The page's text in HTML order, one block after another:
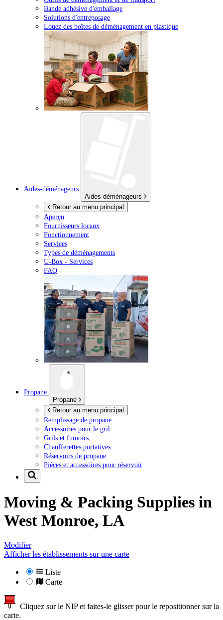
Bande adhésive d'emballage
Solutions d'entreposage
Louez des boîtes de déménagement en plastique
Aides-déménageurs
Aides-déménageurs
Retour au menu principal
Aperçu
Fournisseurs locaux
Fonctionnement
Services
Types de déménagements
U-Box - Services
FAQ
Propane
Propane
Retour au menu principal
Remplissage de propane
Accessoires pour le gril
Grils et fumoirs
Chaufferettes portatives
Réservoirs de propane
Pièces et accessoires pour réservoir
Moving & Packing Supplies in
West Monroe, LA
Modifier
Afficher les établissements sur une carte
Liste
Carte
Cliquez sur le NIP et faites-le glisser pour le repositionner sur la
carte.